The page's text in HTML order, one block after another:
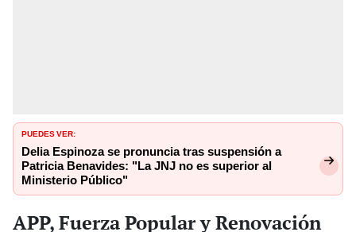
PUEDES VER:
Delia Espinoza se pronuncia tras suspensión a
Patricia Benavides: "La JNJ no es superior al
Ministerio Público"
APP, Fuerza Popular y Renovación